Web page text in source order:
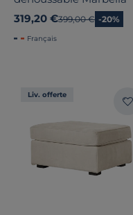
319,20 €Ancien prix
399,00 € -20%
Français
Liv. offerte